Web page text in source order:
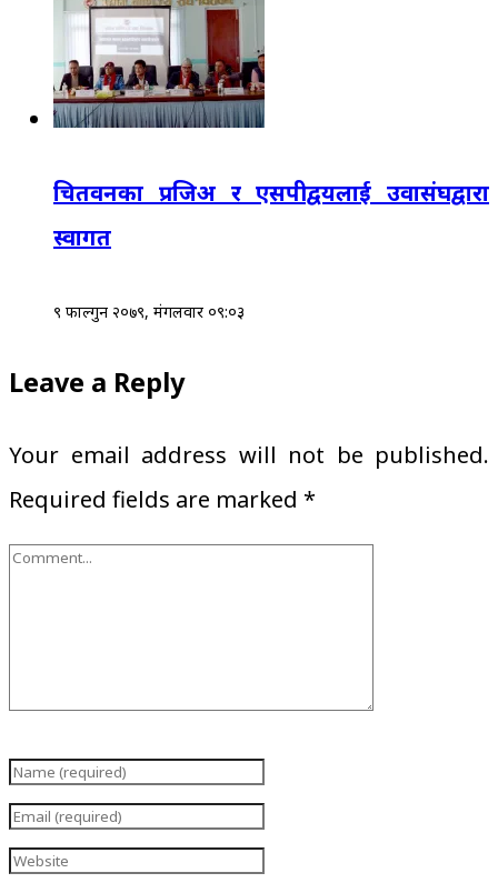
चितवनका प्रजिअ र एसपीद्वयलाई उवासंघद्वारा
स्वागत
९ फाल्गुन २०७९, मंगलवार ०९:०३
Leave a Reply
Your email address will not be published.
Required fields are marked *